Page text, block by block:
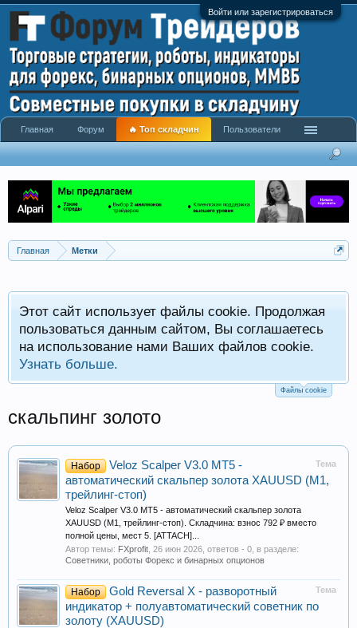
Войти или зарегистрироваться
Главная Метки
Этот сайт использует файлы cookie. Продолжая
пользоваться данным сайтом, Вы соглашаетесь
на использование нами Ваших файлов cookie.
Узнать больше.
Файлы cookie
скальпинг золото
Тема
Набор
Veloz Scalper V3.0 MT5 -
автоматический скальпер золота XAUUSD (M1,
трейлинг-стоп)
Veloz Scalper V3.0 MT5 - автоматический скальпер золота
XAUUSD (M1, трейлинг-стоп). Складчина: взнос 792 ₽ вместо
полной цены, мест 5. [ATTACH]...
Автор темы: FXprofit 26 июн 2026 , ответов - 0, в разделе:
Советники, роботы Форекс и бинарных опционов
Тема
Набор
Gold Reversal X - разворотный
индикатор + полуавтоматический советник по
золоту (XAUUSD)
Главная Форум 🔥 Топ складчин Пользователи